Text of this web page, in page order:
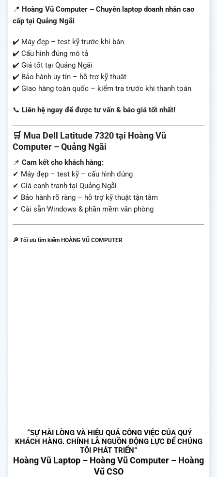
📍 Hoàng Vũ Computer – Chuyên laptop doanh nhân cao
cấp tại Quảng Ngãi
✔️ Máy đẹp – test kỹ trước khi bán
✔️ Cấu hình đúng mô tả
✔️ Giá tốt tại Quảng Ngãi
✔️ Bảo hành uy tín – hỗ trợ kỹ thuật
✔️ Giao hàng toàn quốc – kiểm tra trước khi thanh toán
📞 Liên hệ ngay để được tư vấn & báo giá tốt nhất!
🛒 Mua Dell Latitude 7320 tại Hoàng Vũ
Computer – Quảng Ngãi
📌 Cam kết cho khách hàng:
✔ Máy đẹp – test kỹ – cấu hình đúng
✔ Giá cạnh tranh tại Quảng Ngãi
✔ Bảo hành rõ ràng – hỗ trợ kỹ thuật tận tâm
✔ Cài sẵn Windows & phần mềm văn phòng
🔎 Tối ưu tìm kiếm HOÀNG VŨ COMPUTER
“SỰ HÀI LÒNG VÀ HIỆU QUẢ CÔNG VIỆC CỦA QUÝ
KHÁCH HÀNG. CHÍNH LÀ NGUỒN ĐỘNG LỰC ĐỂ CHÚNG
TÔI PHÁT TRIỂN”
Hoàng Vũ Laptop – Hoàng Vũ Computer – Hoàng
Vũ CSO